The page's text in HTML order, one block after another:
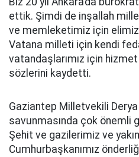
ettik. Şimdi de inşallah
ve memleketimiz için
Vatana milleti için kendi
vatandaşlarımız için
sözlerini kaydetti.
Gaziantep Milletvekili
savunmasında çok önemli
Şehit ve gazilerimiz ve
Cumhurbaşkanımız